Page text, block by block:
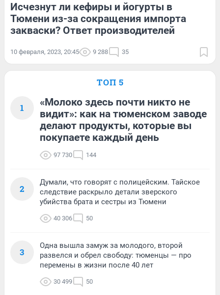
Исчезнут ли кефиры и йогурты в
Тюмени из-за сокращения импорта
закваски? Ответ производителей
10 февраля, 2023, 20:45 9 288 35
ТОП 5
1
«Молоко здесь почти никто не
видит»: как на тюменском заводе
делают продукты, которые вы
покупаете каждый день
97 730 144
2
Думали, что говорят с полицейским. Тайское
следствие раскрыло детали зверского
убийства брата и сестры из Тюмени
40 306 50
3
Одна вышла замуж за молодого, второй
развелся и обрел свободу: тюменцы — про
перемены в жизни после 40 лет
30 499 50